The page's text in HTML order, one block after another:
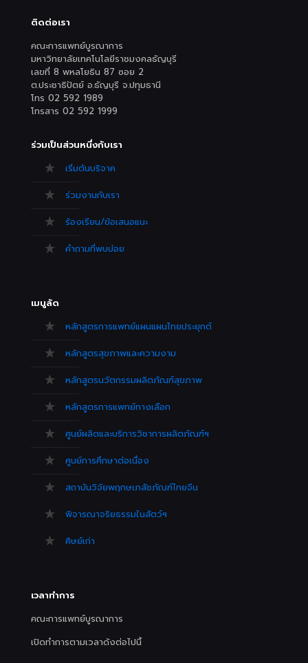
ติดต่อเรา
คณะการแพทย์บูรณาการ
มหาวิทยาลัยเทคโนโลยีราชมงคลธัญบุรี
เลขที่ 8 พหลโยธิน 87 ซอย 2
ต.ประชาธิปัตย์ อ.ธัญบุรี จ.ปทุมธานี
โทร 02 592 1989
โทรสาร 02 592 1999
ร่วมเป็นส่วนหนึ่งกับเรา
เริ่มต้นบริจาค
ร่วมงานกับเรา
ร้องเรียน/ข้อเสนอแนะ
คำถามที่พบบ่อย
เมนูลัด
หลักสูตรการแพทย์แผนแผนไทยประยุกต์
หลักสูตรสุขภาพและความงาม
หลักสูตรนวัตกรรมผลิตภัณฑ์สุขภาพ
หลักสูตรการแพทย์ทางเลือก
ศูนย์ผลิตและบริการวิชาการผลิตภัณฑ์ฯ
ศูนย์การศึกษาต่อเนื่อง
สถาบันวิจัยพฤกษเภสัชภัณฑ์ไทยจีน
พิจารณาจริยธรรมในสัตว์ฯ
ศิษย์เก่า
เวลาทำการ
คณะการแพทย์บูรณาการ
เปิดทำการตามเวลาดังต่อไปนี้